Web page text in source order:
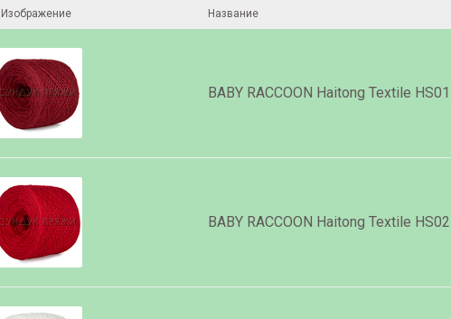
Изображение Название
BABY RACCOON Haitong Textile HS01
BABY RACCOON Haitong Textile HS02